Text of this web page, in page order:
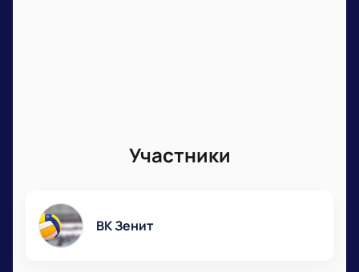
Участники
ВК Зенит